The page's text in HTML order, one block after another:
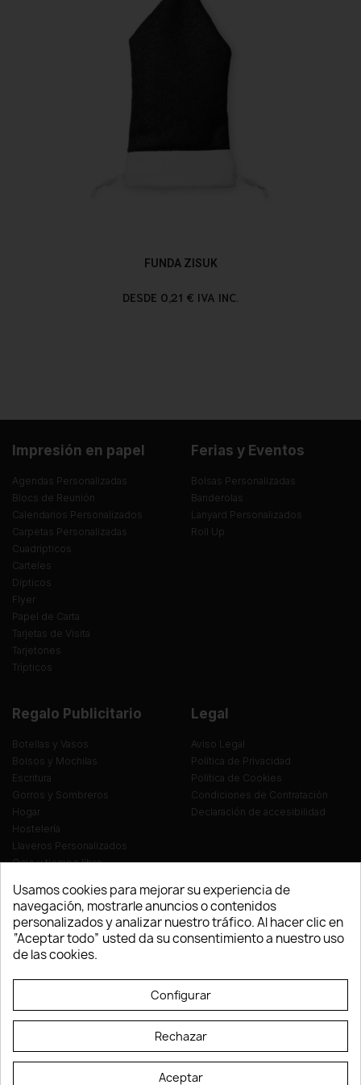
FUNDA ZISUK
DESDE 0,21 € IVA INC.
Impresión en papel
Agendas Personalizadas
Blocs de Reunión
Calendarios Personalizados
Carpetas Personalizadas
Cuadrípticos
Carteles
Dípticos
Flyer
Papel de Carta
Tarjetas de Visita
Tarjetones
Trípticos
Ferias y Eventos
Bolsas Personalizadas
Banderolas
Lanyard Personalizados
Roll Up
Regalo Publicitario
Botellas y Vasos
Bolsos y Mochilas
Escritura
Gorros y Sombreros
Hogar
Hostelería
Llaveros Personalizados
Ocio y tiempo libre
Ropa y Textil
Tecnología
Verano y playa
Vestuario laboral
Legal
Aviso Legal
Política de Privacidad
Política de Cookies
Condiciones de Contratación
Declaración de accesibilidad
© LEVELPRINT - 2026
Usamos cookies para mejorar su experiencia de
navegación, mostrarle anuncios o contenidos
personalizados y analizar nuestro tráfico. Al hacer clic en
“Aceptar todo” usted da su consentimiento a nuestro uso
de las cookies.
Configurar
Rechazar
Aceptar